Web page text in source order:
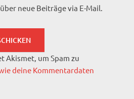
neue Beiträge via E-Mail.
Akismet, um Spam zu
deine Kommentardaten